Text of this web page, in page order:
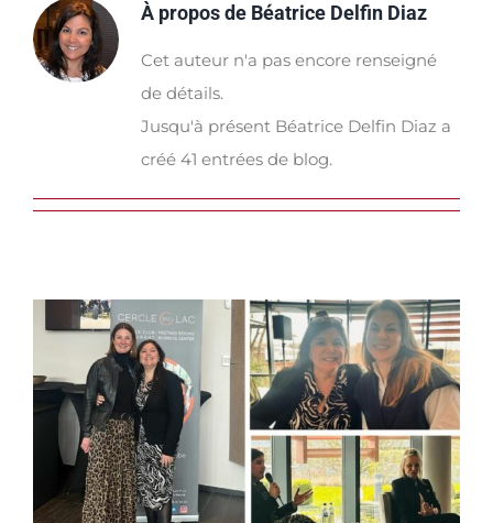
À propos de Béatrice Delfin Diaz
Cet auteur n'a pas encore renseigné
de détails.
Jusqu'à présent Béatrice Delfin Diaz a
créé 41 entrées de blog.